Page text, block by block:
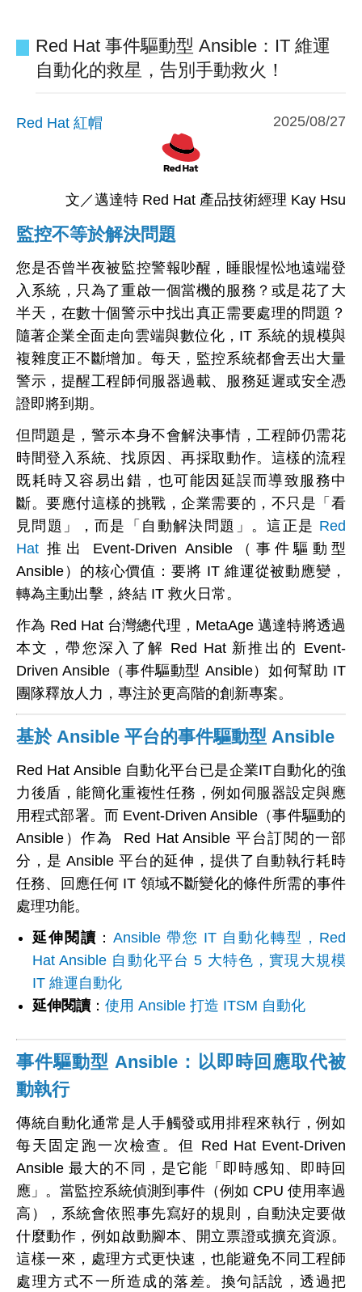
Red Hat 事件驅動型 Ansible：IT 維運
自動化的救星，告別手動救火！
Red Hat 紅帽 2025/08/27
文／邁達特 Red Hat 產品技術經理 Kay Hsu
監控不等於解決問題
您是否曾半夜被監控警報吵醒，睡眼惺忪地遠端登
入系統，只為了重啟一個當機的服務？或是花了大
半天，在數十個警示中找出真正需要處理的問題？
隨著企業全面走向雲端與數位化，IT 系統的規模與
複雜度正不斷增加。每天，監控系統都會丟出大量
警示，提醒工程師伺服器過載、服務延遲或安全憑
證即將到期。
但問題是，警示本身不會解決事情，工程師仍需花
時間登入系統、找原因、再採取動作。這樣的流程
既耗時又容易出錯，也可能因延誤而導致服務中
斷。要應付這樣的挑戰，企業需要的，不只是「看
見問題」，而是「自動解決問題」。這正是 Red
Hat 推出 Event-Driven Ansible（事件驅動型
Ansible）的核心價值：要將 IT 維運從被動應變，
轉為主動出擊，終結 IT 救火日常。
作為 Red Hat 台灣總代理，MetaAge 邁達特將透過
本文，帶您深入了解 Red Hat 新推出的 Event-
Driven Ansible（事件驅動型 Ansible）如何幫助 IT
團隊釋放人力，專注於更高階的創新專案。
基於 Ansible 平台的事件驅動型 Ansible
Red Hat Ansible 自動化平台已是企業IT自動化的強
力後盾，能簡化重複性任務，例如伺服器設定與應
用程式部署。 而 Event-Driven Ansible（事件驅動的
Ansible）作為 Red Hat Ansible平台訂閱的一部
分，是 Ansible 平台的延伸，提供了自動執行耗時
任務、回應任何 IT 領域不斷變化的條件所需的事件
處理功能。
延伸閱讀 ： Ansible 帶您 IT 自動化轉型，Red
Hat Ansible 自動化平台 5 大特色，實現大規模
IT 維運自動化
延伸閱讀 ： 使用 Ansible 打造 ITSM 自動化
事件驅動型 Ansible：以即時回應取代被
動執行
傳統自動化通常是人手觸發或用排程來執行，例如
每天固定跑一次檢查。但 Red Hat Event-Driven
Ansible 最大的不同，是它能「即時感知、即時回
應」。當監控系統偵測到事件（例如 CPU 使用率過
高），系統會依照事先寫好的規則，自動決定要做
什麼動作，例如啟動腳本、開立票證或擴充資源。
這樣一來，處理方式更快速，也能避免不同工程師
處理方式不一所造成的落差。換句話說，透過把